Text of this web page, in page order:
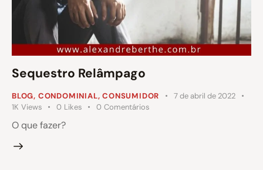
Sequestro Relâmpago
BLOG, CONDOMINIAL,CONSUMIDOR
7 de abril de 2022
1K Views 0 Likes 0 Comentários
O que fazer?